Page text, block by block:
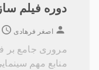
دوره فیلم
اصغر فرهادی
مروری جامع بر
منابع مهم